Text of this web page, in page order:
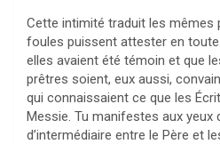
Cette intimité traduit les mêmes
foules puissent attester en
elles avaient été témoin et que
prêtres soient, eux aussi,
qui connaissaient ce que les
Messie. Tu manifestes aux yeux
d’intermédiaire entre le Père et